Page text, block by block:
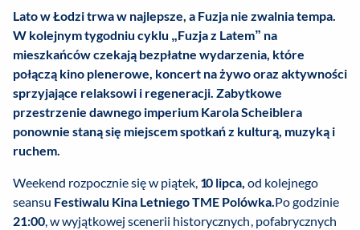
Lato w Łodzi trwa w najlepsze, a Fuzja nie zwalnia tempa.
W kolejnym tygodniu cyklu „Fuzja z Latem” na
mieszkańców czekają bezpłatne wydarzenia, które
połączą kino plenerowe, koncert na żywo oraz aktywności
sprzyjające relaksowi i regeneracji. Zabytkowe
przestrzenie dawnego imperium Karola Scheiblera
ponownie staną się miejscem spotkań z kulturą, muzyką i
ruchem.
Weekend rozpocznie się w piątek, 10 lipca, od kolejnego
seansu Festiwalu Kina Letniego TME Polówka.Po godzinie
21:00, w wyjątkowej scenerii historycznych, pofabrycznych